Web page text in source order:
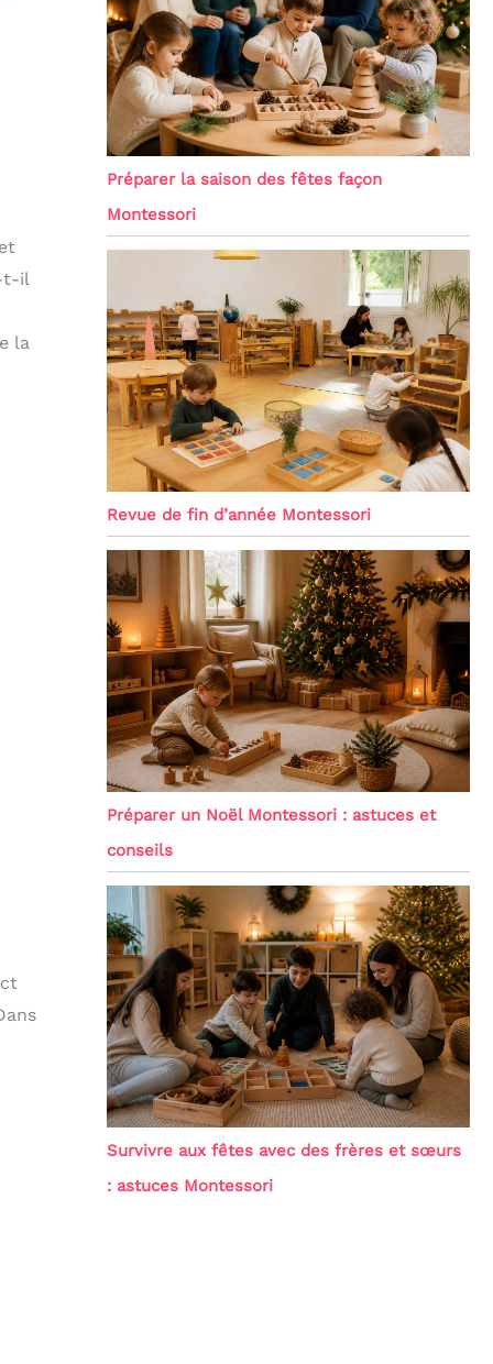
t-il
la
Préparer la saison des fêtes façon
Montessori
Revue de fin d’année Montessori
Préparer un Noël Montessori : astuces et
conseils
Survivre aux fêtes avec des frères et sœurs
: astuces Montessori